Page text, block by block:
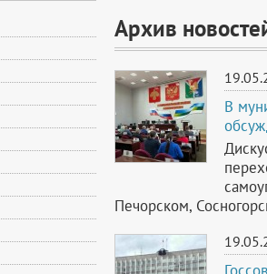
Архив
В
Печорском,